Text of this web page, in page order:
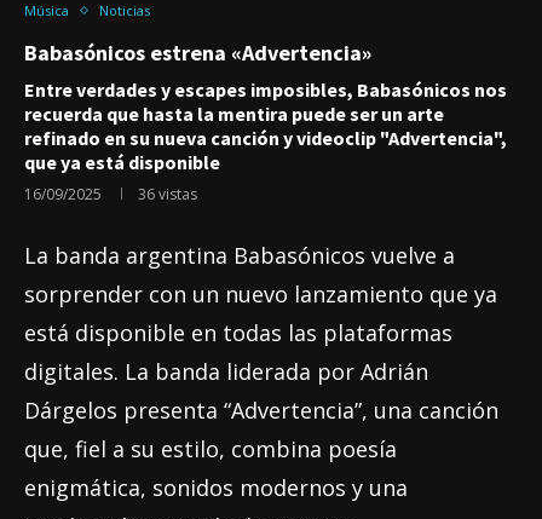
Música Noticias
Babasónicos estrena «Advertencia»
Entre verdades y escapes imposibles, Babasónicos nos
recuerda que hasta la mentira puede ser un arte
refinado en su nueva canción y videoclip "Advertencia",
que ya está disponible
16/09/2025 36vistas
La banda argentina Babasónicos vuelve a
sorprender con un nuevo lanzamiento que ya
está disponible en todas las plataformas
digitales. La banda liderada por Adrián
Dárgelos presenta “Advertencia”, una canción
que, fiel a su estilo, combina poesía
enigmática, sonidos modernos y una